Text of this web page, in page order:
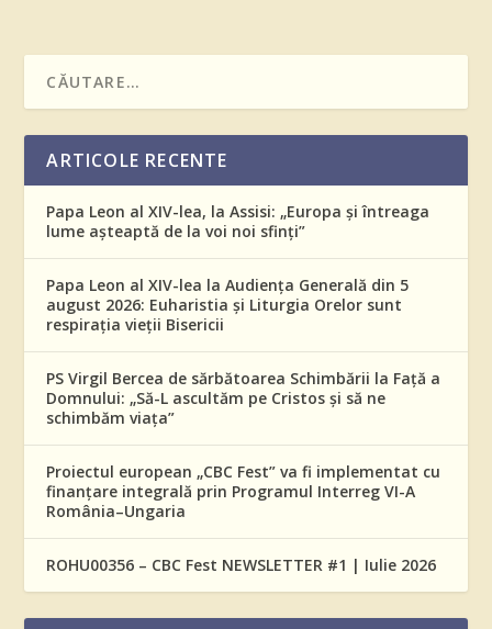
ARTICOLE RECENTE
Papa Leon al XIV-lea, la Assisi: „Europa și întreaga
lume așteaptă de la voi noi sfinți”
Papa Leon al XIV-lea la Audiența Generală din 5
august 2026: Euharistia și Liturgia Orelor sunt
respirația vieții Bisericii
PS Virgil Bercea de sărbătoarea Schimbării la Față a
Domnului: „Să-L ascultăm pe Cristos și să ne
schimbăm viața”
Proiectul european „CBC Fest” va fi implementat cu
finanțare integrală prin Programul Interreg VI-A
România–Ungaria
ROHU00356 – CBC Fest NEWSLETTER #1 | Iulie 2026